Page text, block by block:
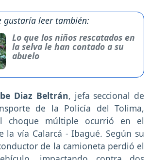
gustaría leer también:
Lo que los niños rescatados en
la selva le han contado a su
abuelo
Diaz Beltrán, jefa seccional de
de la Policía del Tolima,
choque múltiple ocurrió en el
la vía Calarcá - Ibagué. Según su
de la camioneta perdió el